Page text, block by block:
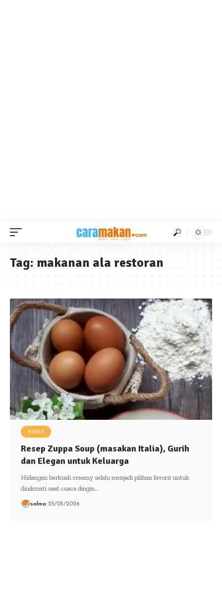
Tag: makanan ala restoran
RESEP
Resep Zuppa Soup (masakan Italia), Gurih
dan Elegan untuk Keluarga
Hidangan berkuah creamy selalu menjadi pilihan favorit untuk
dinikmati saat cuaca dingin…
salma 25/05/2026